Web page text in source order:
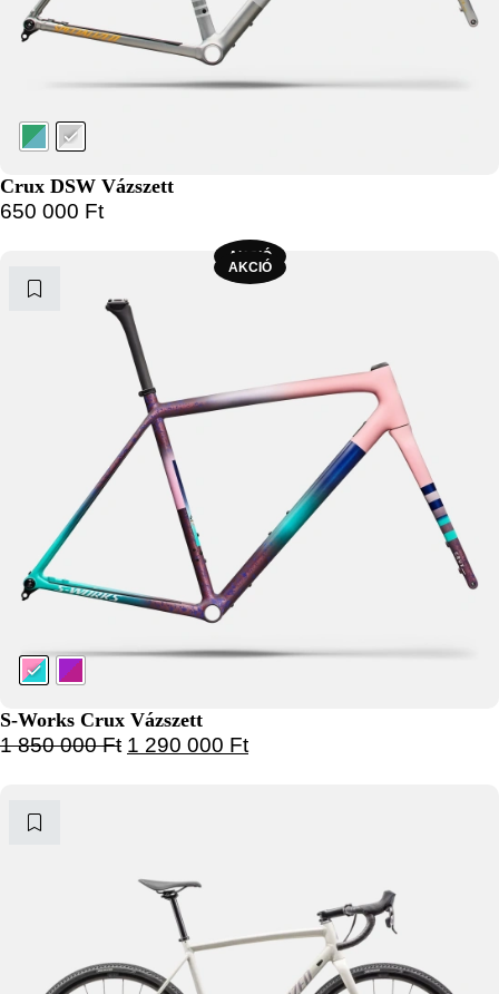
Crux DSW Vázszett
650 000 Ft
AKCIÓ
AKCIÓ
S-Works Crux Vázszett
1 850 000Ft Original price was: 1 850 000 Ft.
1 290 000 FtCurrent price is: 1 290